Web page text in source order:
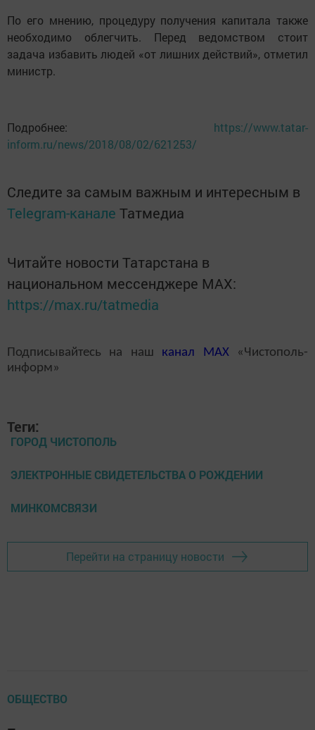
По его мнению, процедуру получения капитала также
необходимо облегчить. Перед ведомством стоит
задача избавить людей «от лишних действий», отметил
министр.
Подробнее: https://www.tatar-
inform.ru/news/2018/08/02/621253/
Следите за самым важным и интересным в
Telegram-канале Татмедиа
Читайте новости Татарстана в
национальном мессенджере MАХ:
https://max.ru/tatmedia
Подписывайтесь на наш канал MAX«Чистополь-
информ»
Теги:
ГОРОД ЧИСТОПОЛЬ
ЭЛЕКТРОННЫЕ СВИДЕТЕЛЬСТВА О РОЖДЕНИИ
МИНКОМСВЯЗИ
Перейти на страницу новости
ОБЩЕСТВО